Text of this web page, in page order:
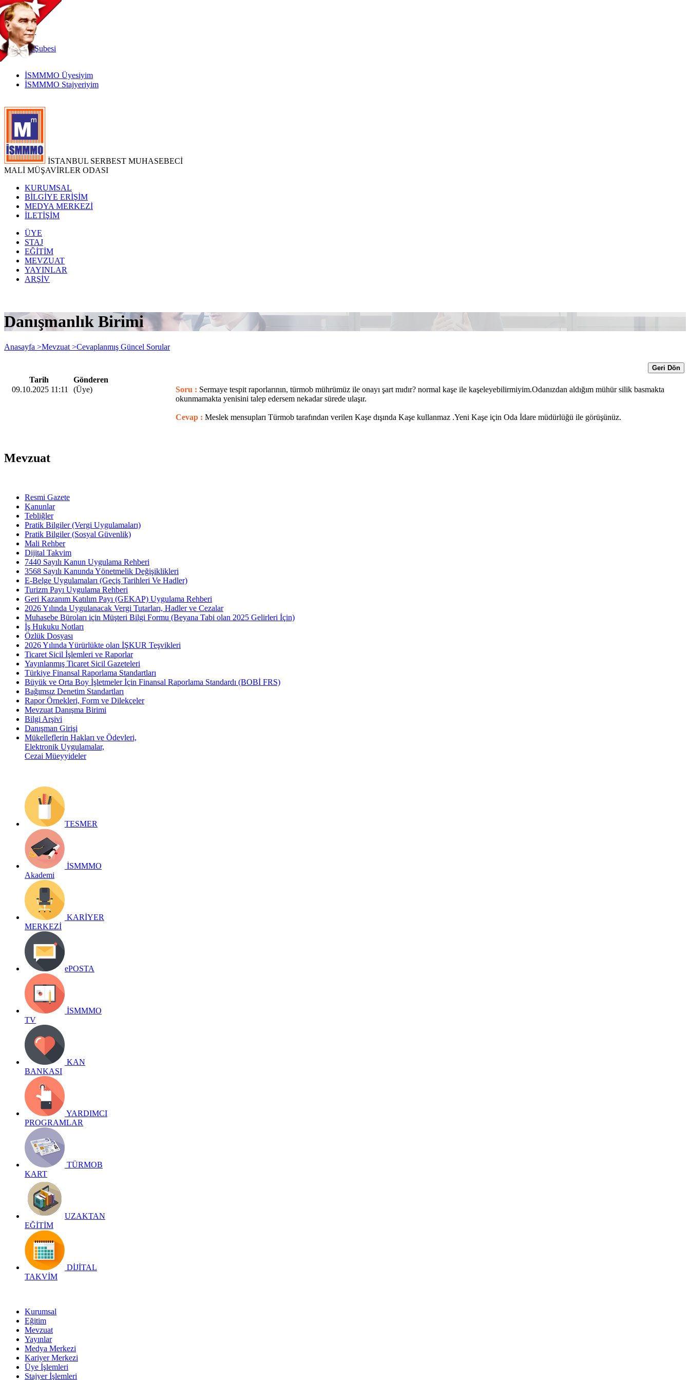
TR
|
EN
İnternetŞubesi
İSMMMO Üyesiyim
İSMMMO Stajyeriyim
İSTANBUL SERBEST MUHASEBECİ
MALİ MÜŞAVİRLER ODASI
KURUMSAL
BİLGİYE ERİŞİM
MEDYA MERKEZİ
İLETİŞİM
ÜYE
STAJ
EĞİTİM
MEVZUAT
YAYINLAR
ARŞİV
Danışmanlık Birimi
Anasayfa >Mevzuat >Cevaplanmış Güncel Sorular
Geri Dön
Tarih
Gönderen
09.10.2025 11:11
(Üye) Soru : Sermaye tespit raporlarının, türmob mührümüz ile onayı şart mıdır? normal kaşe ile kaşeleyebilirmiyim.Odanızdan aldığım mühür silik basmakta
okunmamakta yenisini talep edersem nekadar sürede ulaşır.
Cevap : Meslek mensupları Türmob tarafından verilen Kaşe dışında Kaşe kullanmaz .Yeni Kaşe için Oda İdare müdürlüğü ile görüşünüz.
Mevzuat
Resmi Gazete
Kanunlar
Tebliğler
Pratik Bilgiler (Vergi Uygulamaları)
Pratik Bilgiler (Sosyal Güvenlik)
Mali Rehber
Dijital Takvim
7440 Sayılı Kanun Uygulama Rehberi
3568 Sayılı Kanunda Yönetmelik Değişiklikleri
E-Belge Uygulamaları (Geçiş Tarihleri Ve Hadler)
Turizm Payı Uygulama Rehberi
Geri Kazanım Katılım Payı (GEKAP) Uygulama Rehberi
2026 Yılında Uygulanacak Vergi Tutarları, Hadler ve Cezalar
Muhasebe Büroları için Müşteri Bilgi Formu (Beyana Tabi olan 2025 Gelirleri İçin)
İş Hukuku Notları
Özlük Dosyası
2026 Yılında Yürürlükte olan İŞKUR Teşvikleri
Ticaret Sicil İşlemleri ve Raporlar
Yayınlanmış Ticaret Sicil Gazeteleri
Türkiye Finansal Raporlama Standartları
Büyük ve Orta Boy İşletmeler İçin Finansal Raporlama Standardı (BOBİ FRS)
Bağımsız Denetim Standartları
Rapor Örnekleri, Form ve Dilekçeler
Mevzuat Danışma Birimi
Bilgi Arşivi
Danışman Girişi
Mükelleflerin Hakları ve Ödevleri,
Elektronik Uygulamalar,
Cezai Müeyyideler
TESMER
İSMMMO
Akademi
KARİYER
MERKEZİ
ePOSTA
İSMMMO
TV
KAN
BANKASI
YARDIMCI
PROGRAMLAR
TÜRMOB
KART
UZAKTAN
EĞİTİM
DİJİTAL
TAKVİM
Kurumsal
Eğitim
Mevzuat
Yayınlar
Medya Merkezi
Kariyer Merkezi
Üye İşlemleri
Stajyer İşlemleri